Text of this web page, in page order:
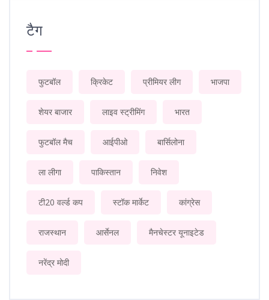
टैग
फुटबॉल क्रिकेट प्रीमियर लीग भाजपा
शेयर बाजार लाइव स्ट्रीमिंग भारत
फुटबॉल मैच आईपीओ बार्सिलोना
ला लीगा पाकिस्तान निवेश
टी20 वर्ल्ड कप स्टॉक मार्केट कांग्रेस
राजस्थान आर्सेनल मैनचेस्टर यूनाइटेड
नरेंद्र मोदी